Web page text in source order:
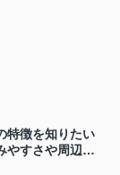
特徴を知りたい
やすさや周辺環